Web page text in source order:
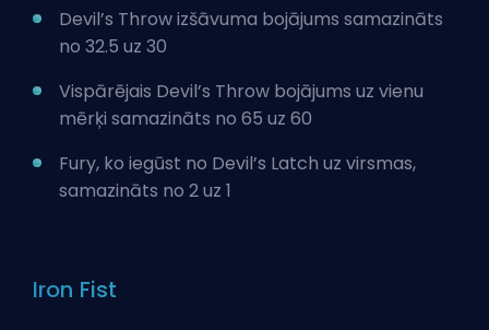
Devil’s Throw izšāvuma bojājums samazināts
no 32.5 uz 30
Vispārējais Devil’s Throw bojājums uz vienu
mērķi samazināts no 65 uz 60
Fury, ko iegūst no Devil’s Latch uz virsmas,
samazināts no 2 uz 1
Iron Fist